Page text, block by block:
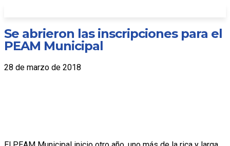
Se abrieron las inscripciones para el
PEAM Municipal
28 de marzo de 2018